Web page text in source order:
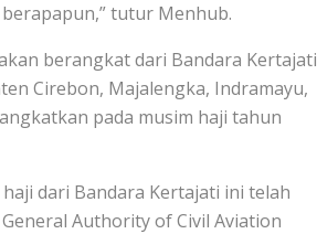
tutur Menhub.
berangkat dari Bandara Kertajati
Cirebon, Majalengka, Indramayu,
pada musim haji tahun
dari Bandara Kertajati ini telah
Authority of Civil Aviation